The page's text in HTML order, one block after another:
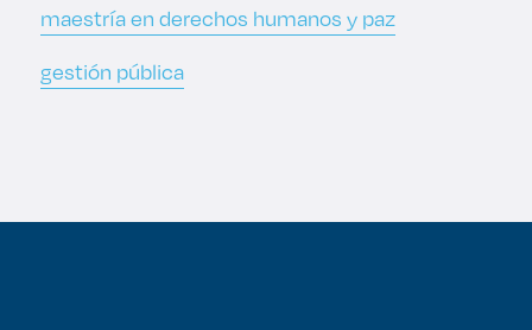
maestría en derechos humanos y paz
gestión pública